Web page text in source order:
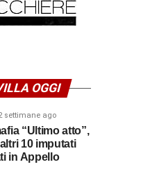
OGGI
settimane ago
“Ultimo atto”,
10 imputati
in Appello